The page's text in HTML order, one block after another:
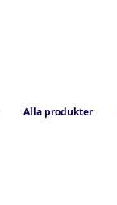
Alla produkter